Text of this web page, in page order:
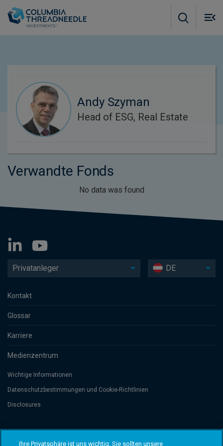
Andy Szyman
Head of ESG, Real Estate
Verwandte Fonds
No data was found
Privatanleger DE
Kontakt
Glossar
Karriere
Medienzentrum
Wichtige Informationen
Datenschutzbesti­mmungen und Cookie-Richtlinien
Disclosures
de Commerce et des Sociétés (Luxembourg), No. B 110242 and/or
Ihre Privatsphäre ist uns wichtig. Sie sollten unsere